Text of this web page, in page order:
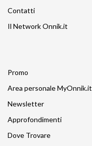
Contatti
Il Network Onnik.it
Promo
Area personale MyOnnik.it
Newsletter
Approfondimenti
Dove Trovare